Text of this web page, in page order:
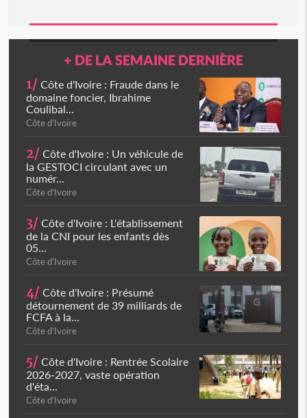
+ DE LA SEMAINE DERNIÈRE
1/ Côte d'Ivoire : Fraude dans le
domaine foncier, Ibrahime
Coulibal...
Côte d'Ivoire
2/ Côte d'Ivoire : Un véhicule de
la GESTOCI circulant avec un
numér...
Côte d'Ivoire
3/ Côte d'Ivoire : L'établissement
de la CNI pour les enfants dès
05...
Côte d'Ivoire
4/ Côte d'Ivoire : Présumé
détournement de 39 milliards de
FCFA à la...
Côte d'Ivoire
5/ Côte d'Ivoire : Rentrée Scolaire
2026-2027, vaste opération
d'éta...
Côte d'Ivoire